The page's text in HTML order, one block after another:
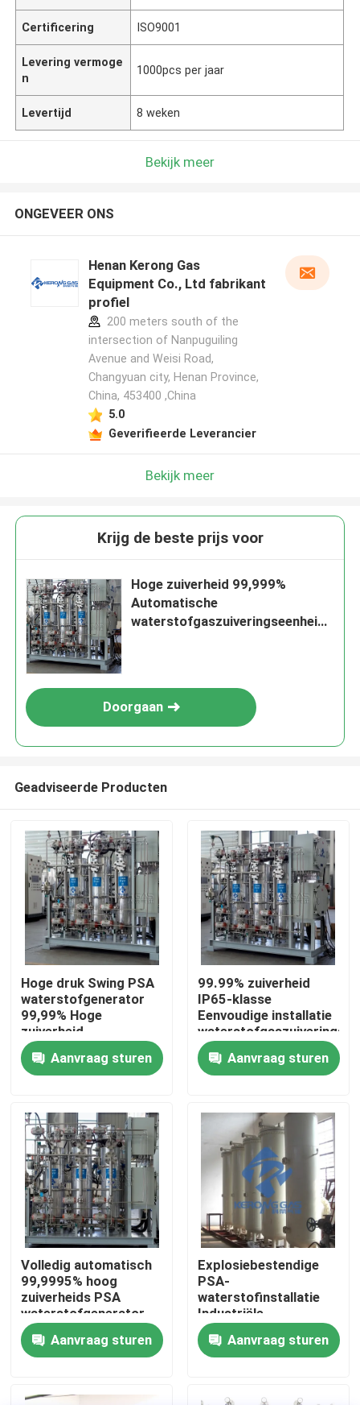
Thuis
Producten
Over ons
Kwaliteitscontrole
Neem contact met ons op
Nieuws
Vraag een offerte
PSA stikstofgasgeneratoren
De Generator van de hoge Zuiverheidsstikstof
Certificering ISO9001
Levering vermoge
n
1000pcs per jaar
Levertijd 8 weken
Bekijk meer
ONGEVEER ONS
Henan Kerong Gas
Equipment Co., Ltd fabrikant
profiel
200 meters south of the
intersection of Nanpuguiling
Avenue and Weisi Road,
Changyuan city, Henan Province,
China, 453400 ,China
5.0
Geverifieerde Leverancier
Bekijk meer
Krijg de beste prijs voor
Hoge zuiverheid 99,999%
Automatische
waterstofgaszuiveringseenheid
Doorgaan
Geadviseerde Producten
Hoge druk Swing PSA
waterstofgenerator
99,99% Hoge
zuiverheid
Aanvraag sturen
99.99% zuiverheid
IP65-klasse
Eenvoudige installatie
Aanvraag sturen
Volledig automatisch
99,9995% hoog
zuiverheids PSA
waterstofgenerator
Gemakkelijk te
installeren
Aanvraag sturen
Explosiebestendige
PSA-
waterstofinstallatie
Industriële
waterstofgasgenerator
Aanvraag sturen